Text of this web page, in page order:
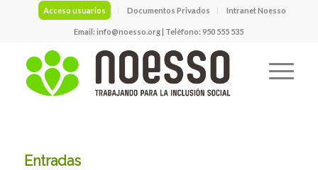
Acceso usuarios Documentos Privados Intranet Noesso
Email:info@noesso.org| Teléfono: 950 555 535
Entradas